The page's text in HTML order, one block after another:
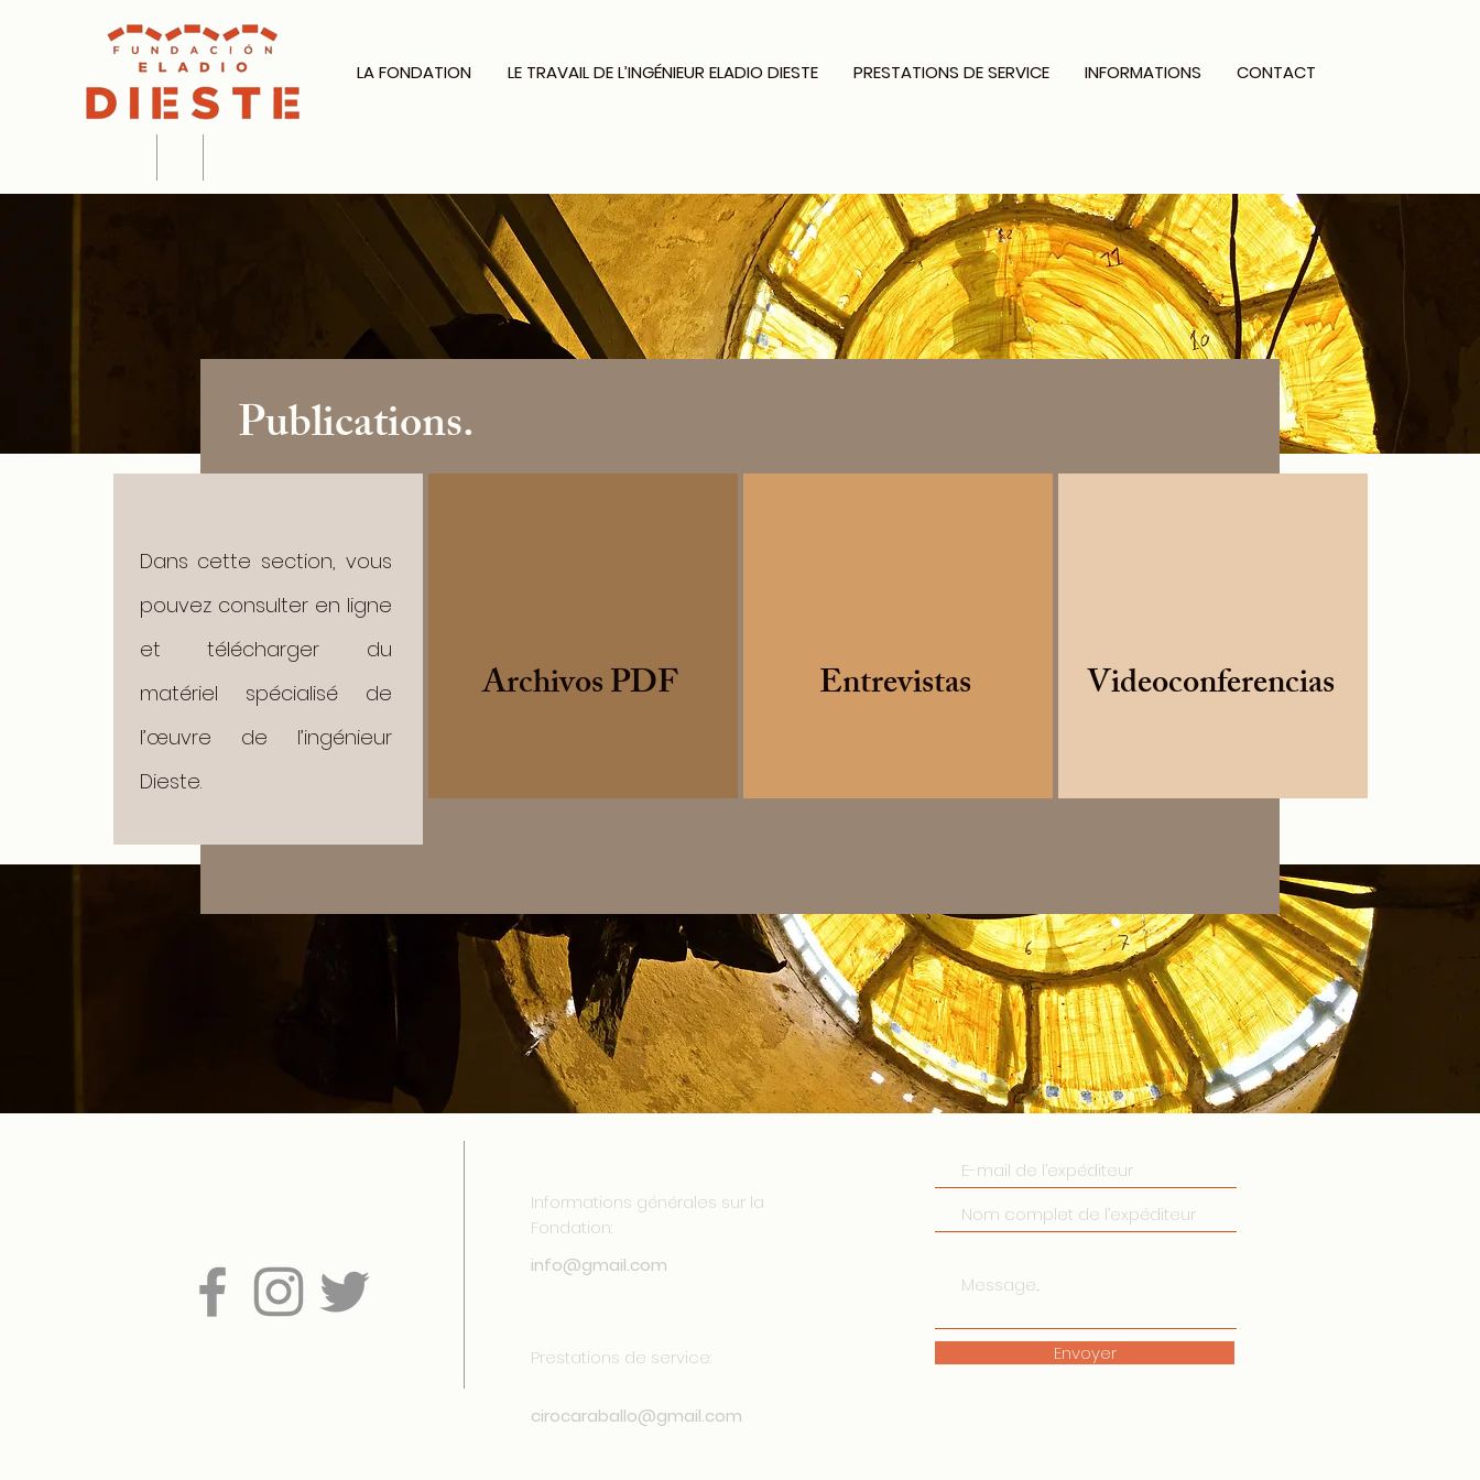
LA FONDATION LE TRAVAIL DE L’INGÉNIEUR ELADIO DIESTE PRESTATIONS DE SERVICE INFORMATIONS CONTACT
Publications.
Dans cette section, vous
pouvez consulter en ligne
et télécharger du
matériel spécialisé de
l’œuvre de l’ingénieur
Dieste.
Archivos PDF Entrevistas Videoconferencias
Informations générales sur la
Fondation:
info@gmail.com
Prestations de service:
cirocaraballo@gmail.com
Envoyer